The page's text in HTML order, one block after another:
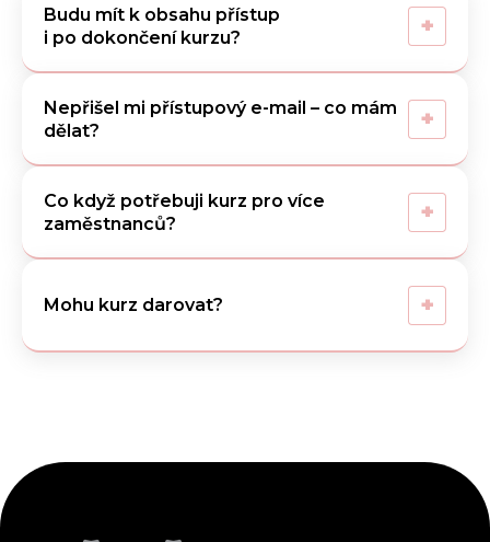
Budu mít k obsahu přístup
i po dokončení kurzu?
+
Nepřišel mi přístupový e-mail – co mám
dělat?
+
Co když potřebuji kurz pro více
zaměstnanců?
+
Mohu kurz darovat? +